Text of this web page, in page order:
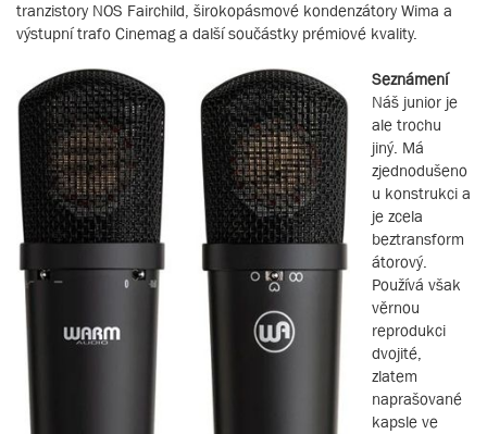
tranzistory NOS Fairchild, širokopásmové kondenzátory Wima a
výstupní trafo Cinemag a další součástky prémiové kvality.
Seznámení
Náš junior je
ale trochu
jiný. Má
zjednodušeno
u konstrukci a
je zcela
beztransform
átorový.
Používá však
věrnou
reprodukci
dvojité,
zlatem
naprašované
kapsle ve